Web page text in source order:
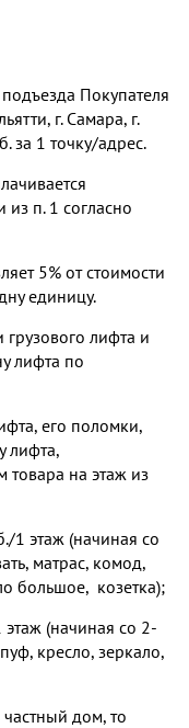
Покупателя
г. Самара, г.
за 1 точку/адрес.
из п. 1 согласно
5% от стоимости
единицу.
лифта и
лифта по
его поломки,
лифта,
товара на этаж из
1 этаж (начиная со
матрас, комод,
большое, козетка);
(начиная со 2-
кресло, зеркало,
частный дом, то